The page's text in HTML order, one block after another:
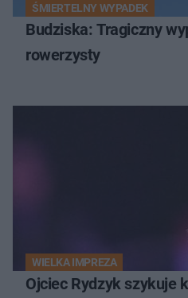
ŚMIERTELNY WYPADEK
Budziska: Tragiczny
rowerzysty
WIELKA IMPREZA
Ojciec Rydzyk szykuje